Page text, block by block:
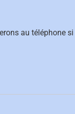
au téléphone si